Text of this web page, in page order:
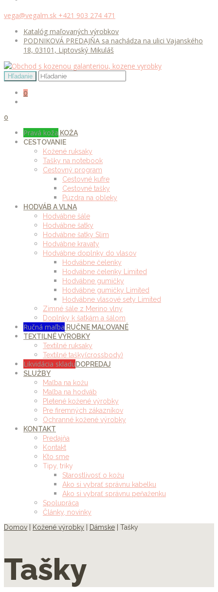
vega@vegalm.sk +421 903 274 471
Katalóg maľovaných výrobkov
PODNIKOVÁ PREDAJŇA sa nachádza na ulici Vajanského
18, 03101, Liptovský Mikuláš
0
0
Pravá koža KOŽA
CESTOVANIE
Kožené ruksaky
Tašky na notebook
Cestovný program
Cestovné kufre
Cestovné tašky
Púzdra na obleky
HODVÁB A VLNA
Hodvábne šále
Hodvábne šatky
Hodvábne šatky Slim
Hodvábne kravaty
Hodvábne doplnky do vlasov
Hodvábne čelenky
Hodvábne čelenky Limited
Hodvábne gumičky
Hodvábne gumičky Limited
Hodvábne vlasové sety Limited
Zimné šále z Merino vlny
Doplnky k šatkám a šálom
Ručná maľba RUČNE MAĽOVANÉ
TEXTILNÉ VÝROBKY
Textilné ruksaky
Textilné tašky(crossbody)
Likvidácia skladuDOPREDAJ
SLUŽBY
Maľba na kožu
Maľba na hodváb
Pletené kožené výrobky
Pre firemných zákazníkov
Ochranné kožené výrobky
KONTAKT
Predajňa
Kontakt
Kto sme
Tipy, triky
Starostlivosť o kožu
Ako si vybrať správnu kabelku
Ako si vybrať správnu peňaženku
Spolupráca
Články, novinky
Domov
Kožené výrobky Dámske | Tašky
Tašky